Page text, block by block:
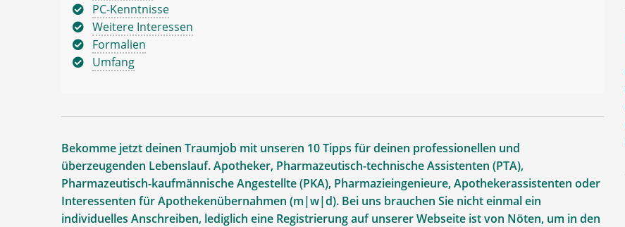
PC-Kenntnisse
Weitere Interessen
Formalien
Umfang
Bekomme jetzt deinen Traumjob mit unseren 10 Tipps für deinen professionellen und
überzeugenden Lebenslauf. Apotheker, Pharmazeutisch-technische Assistenten (PTA),
Pharmazeutisch-kaufmännische Angestellte (PKA), Pharmazieingenieure, Apothekerassistenten oder
Interessenten für Apothekenübernahmen (m|w|d). Bei uns brauchen Sie nicht einmal ein
individuelles Anschreiben, lediglich eine Registrierung auf unserer Webseite ist von Nöten, um in den